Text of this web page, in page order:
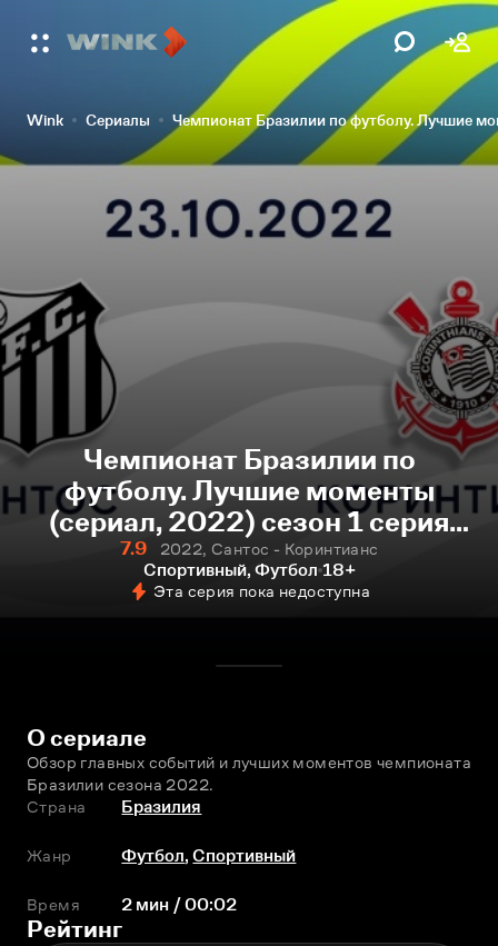
Wink Сериалы Чемпионат Бразилии по футболу. Лучшие
Чемпионат Бразилии по
футболу. Лучшие моменты
(сериал, 2022) сезон 1 серия
122 смотреть онлайн
7.9
2022, Сантос - Коринтианс
Спортивный, Футбол 18+
Эта серия пока недоступна
О сериале
Обзор главных событий и лучших моментов чемпионата
Бразилии сезона 2022.
Страна
Бразилия
Жанр Футбол,Спортивный
Время 2 мин / 00:02
Рейтинг